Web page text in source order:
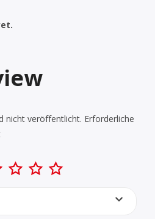
nicht veröffentlicht. Erforderliche